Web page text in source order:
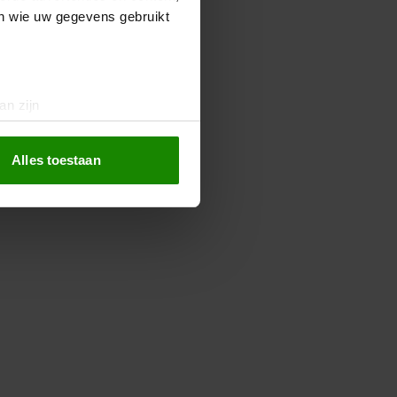
wie uw gegevens gebruikt
zijn
te bieden en om ons
partners voor social
die u aan ze heeft
met onze cookies als u
Alles toestaan